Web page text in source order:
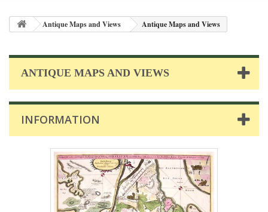
Antique Maps and Views Antique Maps and Views
ANTIQUE MAPS AND VIEWS
INFORMATION